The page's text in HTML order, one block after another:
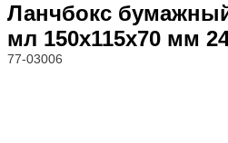
Ланчбокс
мл 150x115x70 мм
77-03006